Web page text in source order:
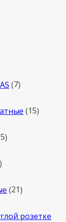
77
1515
15
12
2121
розетке